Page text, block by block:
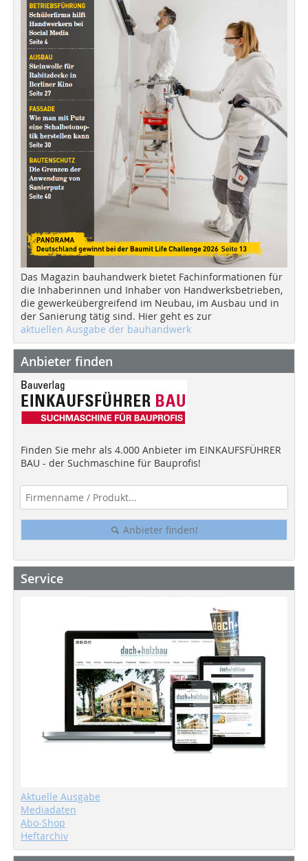
Das Magazin bauhandwerk bietet Fachinformationen für
die Inhaberinnen und Inhaber von Handwerksbetrieben,
die gewerkeübergreifend im Neubau, im Ausbau und in
der Sanierung tätig sind. Hier geht es zur
aktuellen Ausgabe der bauhandwerk
Anbieter finden
Finden Sie mehr als 4.000 Anbieter im EINKAUFSFÜHRER
BAU - der Suchmaschine für Bauprofis!
Anbieter finden!
Service
Aktuelle Ausgabe
Mediadaten
Abo-Shop
Heftarchiv